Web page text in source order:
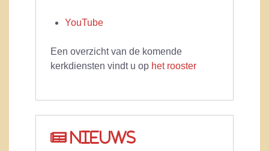
YouTube
Een overzicht van de komende
kerkdiensten vindt u op het rooster
Nieuws